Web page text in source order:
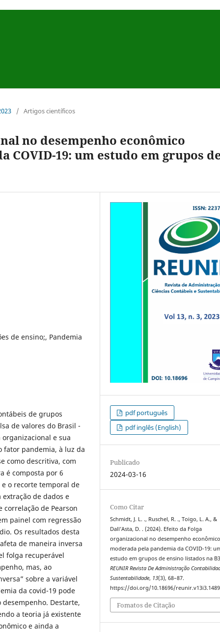
/ Artigos científicos
no desempenho econômico
COVID-19: um estudo em grupos
de ensino;, Pandemia
de grupos
de valores do Brasil -
organizacional e sua
fator pandemia, à luz da
como descritiva, com
é composta por 6
o recorte temporal de
de dados e
de Pearson
painel com regressão
Os resultados desta
de maneira inversa
folga recuperável
mas, ao
sobre a variável
da covid-19 pode
Destarte,
a teoria já existente
e ainda a
pdf português
pdf inglês (English)
Publicado
2024-03-16
Como Citar
Schmidt, J. L. ., Ruschel, R. ., Toigo, L. A., &
Dall’Asta, D. . (2024). Efeito da Folga
organizacional no desempenho econômico
moderada pela pandemia da COVID-19:
estudo em grupos de ensino listados na
REUNIR Revista De Administração
Sustentabilidade, 13(3), 68–87.
https://doi.org/10.18696/reunir.v13i3.1489
Fomatos de Citação